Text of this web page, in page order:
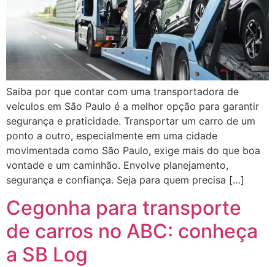
Saiba por que contar com uma transportadora de
veículos em São Paulo é a melhor opção para garantir
segurança e praticidade. Transportar um carro de um
ponto a outro, especialmente em uma cidade
movimentada como São Paulo, exige mais do que boa
vontade e um caminhão. Envolve planejamento,
segurança e confiança. Seja para quem precisa […]
Cegonha para transporte
de carros no ABC: conheça
a SB Log